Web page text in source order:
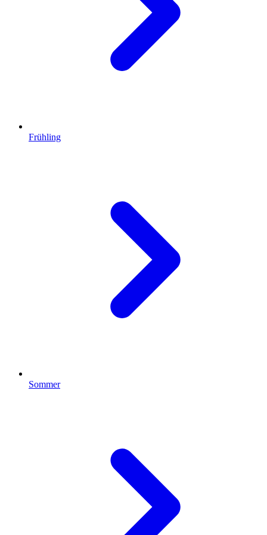
Frühling
Sommer